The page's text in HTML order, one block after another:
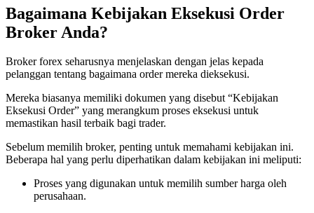
Bagaimana Kebijakan Eksekusi Order
Broker Anda?
Broker forex seharusnya menjelaskan dengan jelas kepada
pelanggan tentang bagaimana order mereka dieksekusi.
Mereka biasanya memiliki dokumen yang disebut “Kebijakan
Eksekusi Order” yang merangkum proses eksekusi untuk
memastikan hasil terbaik bagi trader.
Sebelum memilih broker, penting untuk memahami kebijakan ini.
Beberapa hal yang perlu diperhatikan dalam kebijakan ini meliputi:
Proses yang digunakan untuk memilih sumber harga oleh
perusahaan.